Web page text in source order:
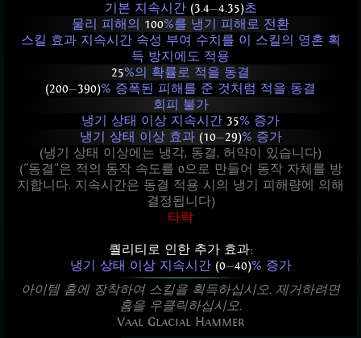
기본 지속시간 (3.4—4.35)초
물리 피해의 100%를 냉기 피해로 전환
스킬 효과 지속시간 속성 부여 수치를 이 스킬의 영혼 획
득 방지에도 적용
25%의 확률로 적을 동결
(200—390)% 증폭된 피해를 준 것처럼 적을 동결
회피 불가
냉기 상태 이상 지속시간 35% 증가
냉기 상태 이상 효과 (10—29)% 증가
(냉기 상태 이상에는 냉각, 동결, 허약이 있습니다)
("동결"은 적의 동작 속도를 0으로 만들어 동작 자체를 방
지합니다. 지속시간은 동결 적용 시의 냉기 피해량에 의해
결정됩니다)
타락
퀄리티로 인한 추가 효과:
냉기 상태 이상 지속시간 (0—40)% 증가
아이템 홈에 장착하여 스킬을 획득하십시오. 제거하려면
홈을 우클릭하십시오.
Vaal Glacial Hammer